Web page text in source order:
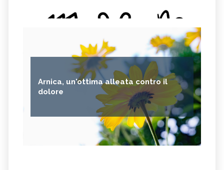
Arnica, un'ottima alleata contro il
dolore